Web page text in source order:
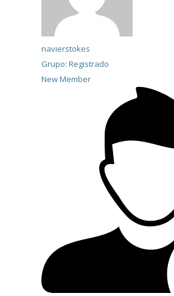
navierstokes
Grupo: Registrado
New Member